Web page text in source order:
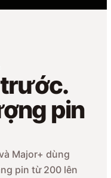
pin
Major+ dùng
pin từ 200 lên